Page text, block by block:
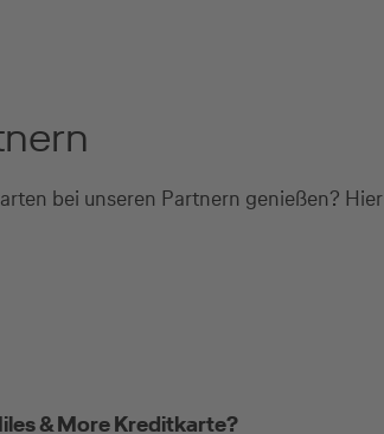
bei unseren Partnern genießen? Hier
& More Kreditkarte?